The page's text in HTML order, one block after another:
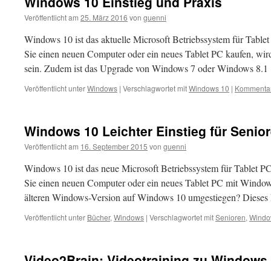
Veröffentlicht am 25. März 2016 von guenni
Windows 10 ist das aktuelle Microsoft Betriebssystem für
Sie einen neuen Computer oder ein neues Tablet PC kaufen,
sein. Zudem ist das Upgrade von Windows 7 oder Windows
Veröffentlicht unterWindows | Verschlagwortet mitWindows 10 |
Windows 10 Leichter Einstieg für
Veröffentlicht am 16. September 2015 von guenni
Windows 10 ist das neue Microsoft Betriebssystem für Tablet
Sie einen neuen Computer oder ein neues Tablet PC mit
älteren Windows-Version auf Windows 10 umgestiegen?
Veröffentlicht unter Bücher, Windows | Verschlagwortet mitSenioren,